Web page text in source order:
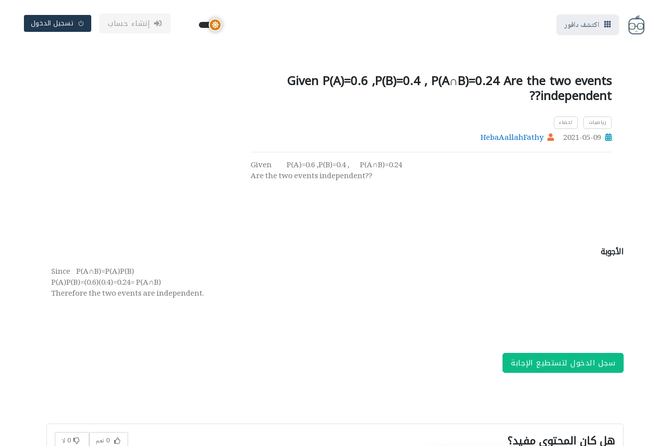
اكتشف دافور إنشاء حساب تسجيل الدخول
Given P(A)=0.6 ,P(B)=0.4 , P(A∩B)=0.24 Are the two events
independent??
رياضيات احصاء
2021-05-09
HebaAallahFathy
Given P(A)=0.6 ,P(B)=0.4 , P(A∩B)=0.24
Are the two events independent??
الأجوبة
Since P(A∩B)=P(A)P(B)
P(A)P(B)=(0.6)(0.4)=0.24= P(A∩B)
Therefore the two events are independent.
سجل الدخول لتستطيع الإجابة
هل كان المحتوى مفيد؟ 0 نعم 0 لا